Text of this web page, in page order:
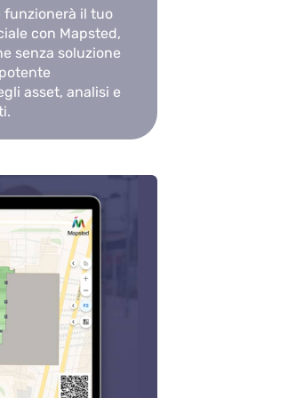
funzionerà il tuo
con Mapsted,
senza soluzione
asset, analisi e